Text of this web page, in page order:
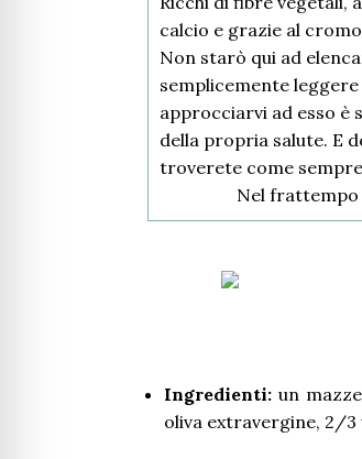
calcio e grazie al
Non starò qui ad
semplicemente
approcciarvi ad esso è
della propria salute. E
troverete come
Nel frattempo
Ingredienti:un
oliva extravergine, 2/3